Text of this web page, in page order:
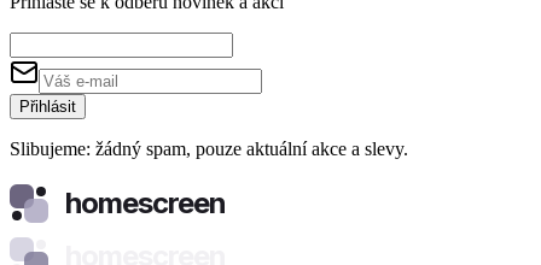
Přihlásit
Slibujeme: žádný spam, pouze aktuální akce a slevy.
homescreen